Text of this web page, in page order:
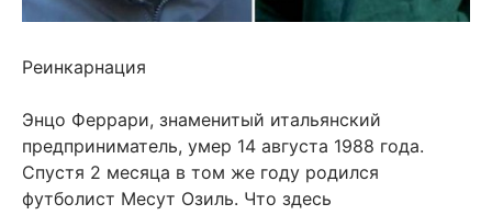
Реинкарнация
Энцо Феррари, знаменитый итальянский
предприниматель, умер 14 августа 1988 года.
Спустя 2 месяца в том же году родился
футболист Месут Озиль. Что здесь